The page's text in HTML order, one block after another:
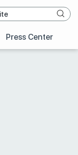
Press Center